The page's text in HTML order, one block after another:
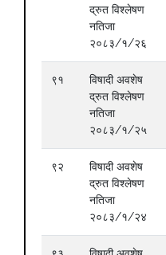
द्रुत विश्लेषण
नतिजा
२०८३/१/२६
९१
विषादी अवशेष
द्रुत विश्लेषण
नतिजा
२०८३/१/२५
९२
विषादी अवशेष
द्रुत विश्लेषण
नतिजा
२०८३/१/२४